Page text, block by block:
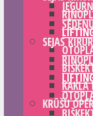
KAKLA
KRŪŠU
SEJAS